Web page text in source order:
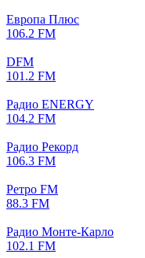
Европа Плюс
106.2 FM
DFM
101.2 FM
Радио ENERGY
104.2 FM
Радио Рекорд
106.3 FM
Ретро FM
88.3 FM
Радио Монте-Карло
102.1 FM